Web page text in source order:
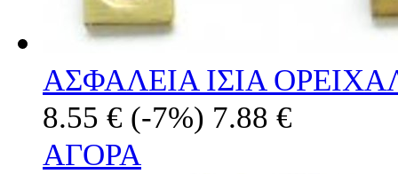
ΑΣΦΑΛΕΙΑ ΙΣΙΑ
8.55 € (-7%) 7.88 €
ΑΓΟΡΑ